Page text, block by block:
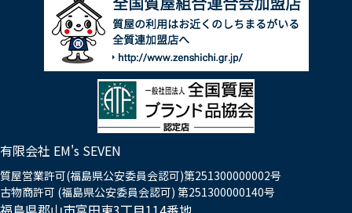
有限会社 EM's SEVEN
質屋営業許可(福島県公安委員会認可)第251300000002号
古物商許可 (福島県公安委員会認可) 第251300000140号